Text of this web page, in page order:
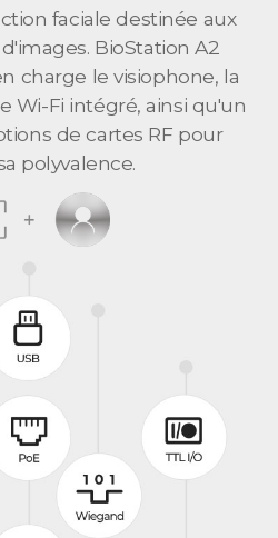
faciale destinée aux
BioStation A2
charge le visiophone, la
Wi-Fi intégré, ainsi qu'un
de cartes RF pour
polyvalence.